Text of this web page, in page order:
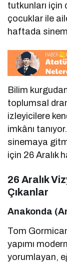
tutkunları için
çocuklar ile
haftada
Bilim
toplumsal
izleyicilere
imkânı
sinemaya
için 26 Aralık
26 Aralık
Çıkanlar
Anakonda
Tom
yapımı
yorumlayan,